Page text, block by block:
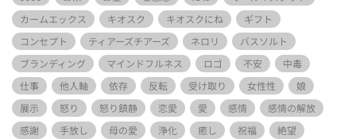
カームエックス
キオスク キオスクにね
ギフト
コンセプト
ティアーズチアーズ ネロリ
バスソルト
ブランディング
マインドフルネス ロゴ 不安
中毒
仕事
他人軸 依存 反転 受け取り 女性性
娘
展示
怒り 怒り鎮静 恋愛 愛 感情
感情の解放
感謝
手放し 母の愛 浄化 癒し 祝福 絶望